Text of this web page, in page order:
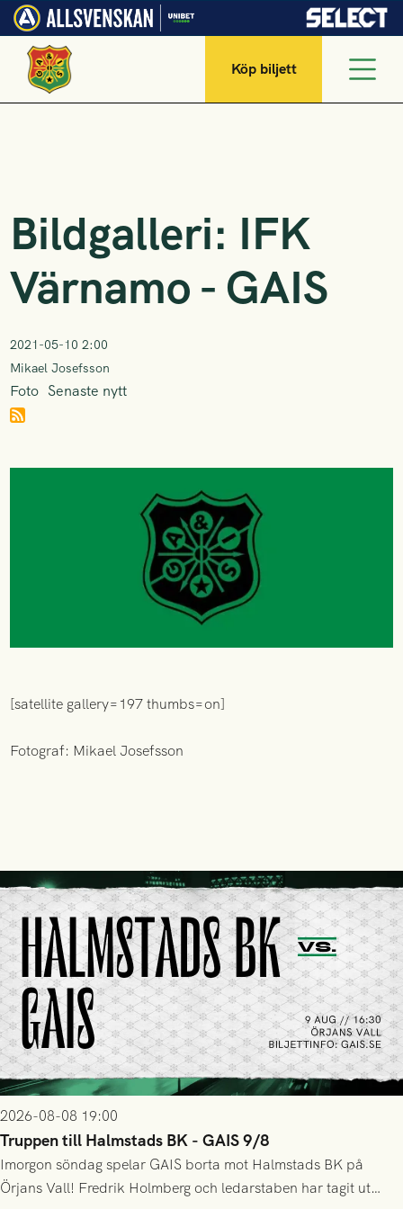
Köp biljett
Bildgalleri: IFK
Värnamo - GAIS
2021-05-10 2:00
Mikael Josefsson
Foto Senaste nytt
[satellite gallery=197 thumbs=on]
Fotograf: Mikael Josefsson
2026-08-08 19:00
Truppen till Halmstads BK - GAIS 9/8
Imorgon söndag spelar GAIS borta mot Halmstads BK på
Örjans Vall! Fredrik Holmberg och ledarstaben har tagit ut